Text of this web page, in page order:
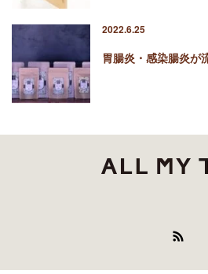
2022.6.25
胃腸炎・感染腸炎が